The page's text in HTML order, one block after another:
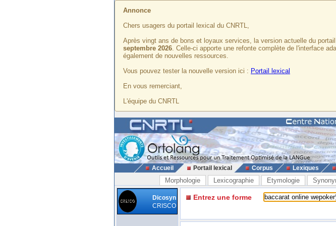
Annonce
Chers usagers du portail lexical du CNRTL,
Après vingt ans de bons et loyaux services, la version actuelle du
septembre 2026. Celle-ci apporte une refonte complète de l'interface
également de nouvelles ressources.
Vous pouvez tester la nouvelle version ici : Portail lexical
En vous remerciant,
L'équipe du CNRTL
Accueil Portail lexical Corpus Lexiques
Morphologie Lexicographie Etymologie
Dicosyn
CRISCO
Entrez une forme